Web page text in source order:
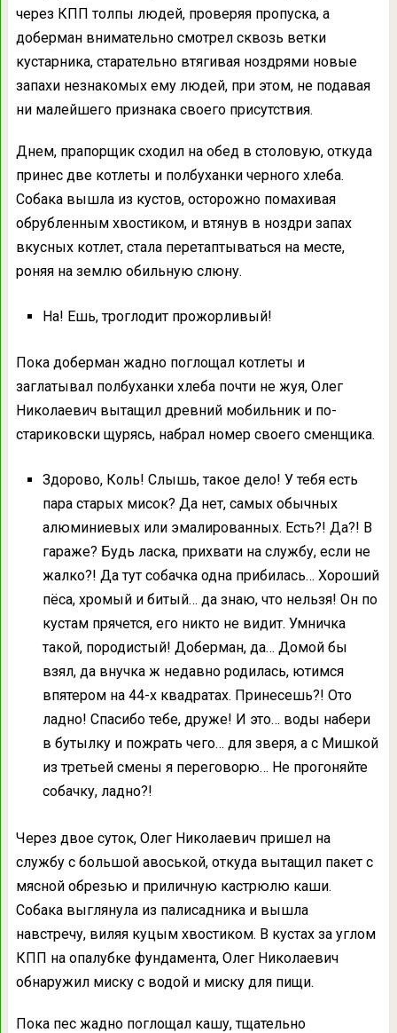
через КПП толпы людей, проверяя пропуска, а
доберман внимательно смотрел сквозь ветки
кустарника, старательно втягивая ноздрями новые
запахи незнакомых ему людей, при этом, не подавая
ни малейшего признака своего присутствия.
Днем, прапорщик сходил на обед в столовую, откуда
принес две котлеты и полбуханки черного хлеба.
Собака вышла из кустов, осторожно помахивая
обрубленным хвостиком, и втянув в ноздри запах
вкусных котлет, стала перетаптываться на месте,
роняя на землю обильную слюну.
На! Ешь, троглодит прожорливый!
Пока доберман жадно поглощал котлеты и
заглатывал полбуханки хлеба почти не жуя, Олег
Николаевич вытащил древний мобильник и по-
стариковски щурясь, набрал номер своего сменщика.
Здорово, Коль! Слышь, такое дело! У тебя есть
пара старых мисок? Да нет, самых обычных
алюминиевых или эмалированных. Есть?! Да?! В
гараже? Будь ласка, прихвати на службу, если не
жалко?! Да тут собачка одна прибилась… Хороший
пёса, хромый и битый… да знаю, что нельзя! Он по
кустам прячется, его никто не видит. Умничка
такой, породистый! Доберман, да… Домой бы
взял, да внучка ж недавно родилась, ютимся
впятером на 44-х квадратах. Принесешь?! Ото
ладно! Спасибо тебе, друже! И это… воды набери
в бутылку и пожрать чего… для зверя, а с Мишкой
из третьей смены я переговорю… Не прогоняйте
собачку, ладно?!
Через двое суток, Олег Николаевич пришел на
службу с большой авоськой, откуда вытащил пакет с
мясной обрезью и приличную кастрюлю каши.
Собака выглянула из палисадника и вышла
навстречу, виляя куцым хвостиком. В кустах за углом
КПП на опалубке фундамента, Олег Николаевич
обнаружил миску с водой и миску для пищи.
Пока пес жадно поглощал кашу, тщательно